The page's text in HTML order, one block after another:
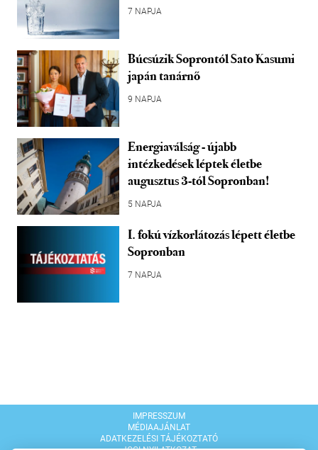
7 NAPJA
Búcsúzik Soprontól Sato Kasumi
japán tanárnő
9 NAPJA
Energiaválság - újabb
intézkedések léptek életbe
augusztus 3-tól Sopronban!
5 NAPJA
I. fokú vízkorlátozás lépett életbe
Sopronban
7 NAPJA
IMPRESSZUM
MÉDIAAJÁNLAT
ADATKEZELÉSI TÁJÉKOZTATÓ